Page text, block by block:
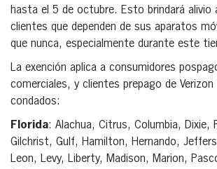
hasta el 5 de octubre. Esto brindará alivio
clientes que dependen de sus aparatos
que nunca, especialmente durante este
La exención aplica a consumidores
comerciales, y clientes prepago de
condados:
Florida: Alachua, Citrus, Columbia, Dixie,
Gilchrist, Gulf, Hamilton, Hernando,
Leon, Levy, Liberty, Madison, Marion,